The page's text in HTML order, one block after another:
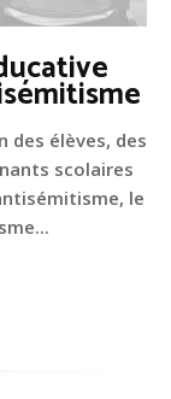
des élèves, des
scolaires
le